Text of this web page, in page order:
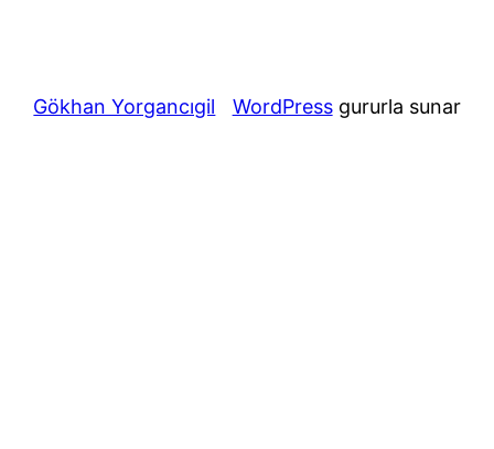
Gökhan Yorgancıgil WordPressgururla sunar